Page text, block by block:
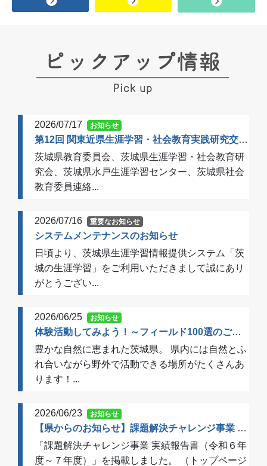
2026/07/17 お知らせ
第12回 関東近県生涯学習・社会教育実践研究交流会 開催のご案内（一次案内）
茨城県教育委員会、茨城県生涯学習・社会教育研
究会、茨城県水戸生涯学習センター、茨城県社会
教育委員連絡...
2026/07/16 重要なお知らせ
システムメンテナンスのお知らせ
日頃より、茨城県生涯学習情報提供システム「茨
城の生涯学習」をご利用いただきまして誠にあり
がとうござい...
2026/06/25 お知らせ
体験活動してみよう！～フィールド100選のご案内～
豊かな自然に恵まれた茨城県。 県内には自然とふ
れ合いながら野外で活動できる場所がたくさんあ
ります！...
2026/06/23 お知らせ
【県からのお知らせ】課題解決チャレンジ事業 実績報告書（令和６年度～７年度）を掲載しました
「課題解決チャレンジ事業 実績報告書（令和６年
度～７年度）」を掲載しました。 （トップページ